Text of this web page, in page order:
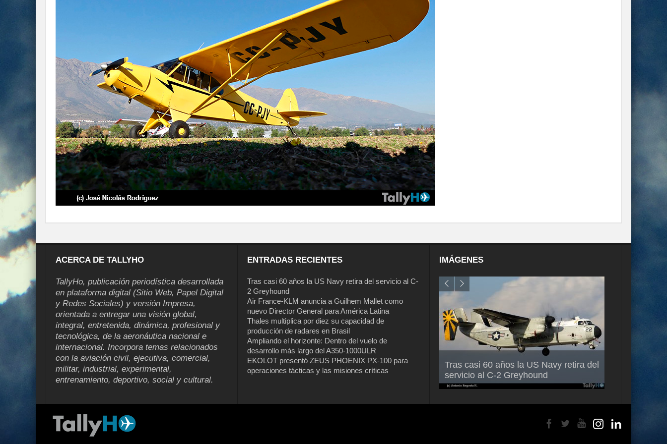
ACERCA DE TALLYHO
TallyHo, publicación periodística desarrollada
en plataforma digital (Sitio Web, Papel Digital
y Redes Sociales) y versión Impresa,
orientada a entregar una visión global,
integral, entretenida, dinámica, profesional y
tecnológica, de la aeronáutica nacional e
internacional. Incorpora temas relacionados
con la aviación civil, ejecutiva, comercial,
militar, industrial, experimental,
entrenamiento, deportivo, social y cultural.
ENTRADAS RECIENTES
Tras casi 60 años la US Navy retira del servicio al C-
2 Greyhound
Air France-KLM anuncia a Guilhem Mallet como
nuevo Director General para América Latina
Thales multiplica por diez su capacidad de
producción de radares en Brasil
Ampliando el horizonte: Dentro del vuelo de
desarrollo más largo del A350-1000ULR
EKOLOT presentó ZEUS PHOENIX PX-100 para
operaciones tácticas y las misiones críticas
IMÁGENES
Tras casi 60 años la US Navy retira del
servicio al C-2 Greyhound
Air France-KLM anuncia a Guilhem
Mallet como nuevo Director General
para América Latina